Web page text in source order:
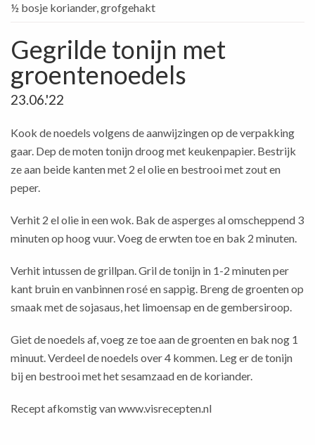
½ bosje koriander, grofgehakt
Gegrilde tonijn met
groentenoedels
23.06.'22
Kook de noedels volgens de aanwijzingen op de verpakking
gaar. Dep de moten tonijn droog met keukenpapier. Bestrijk
ze aan beide kanten met 2 el olie en bestrooi met zout en
peper.
Verhit 2 el olie in een wok. Bak de asperges al omscheppend 3
minuten op hoog vuur. Voeg de erwten toe en bak 2 minuten.
Verhit intussen de grillpan. Gril de tonijn in 1-2 minuten per
kant bruin en vanbinnen rosé en sappig. Breng de groenten op
smaak met de sojasaus, het limoensap en de gembersiroop.
Giet de noedels af, voeg ze toe aan de groenten en bak nog 1
minuut. Verdeel de noedels over 4 kommen. Leg er de tonijn
bij en bestrooi met het sesamzaad en de koriander.
Recept afkomstig vanwww.visrecepten.nl